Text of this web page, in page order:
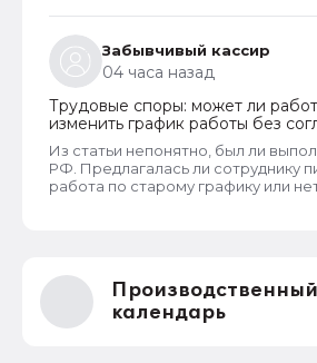
Забывчивый кассир
04 часа назад
Трудовые споры: может ли
изменить график работы без
сотрудника
Из статьи непонятно, был ли
РФ. Предлагалась ли сотруднику
работа по старому графику или
желанию или соглашению сторон).
Производственный
календарь